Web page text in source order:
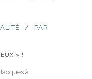
PAR
» !
à